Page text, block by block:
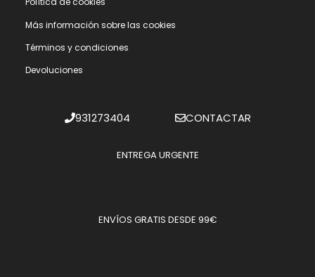
Más información sobre las cookies
Términos y condiciones
Devoluciones
931273404 CONTACTAR
ENTREGA URGENTE
ENVÍOS GRATIS DESDE 99€